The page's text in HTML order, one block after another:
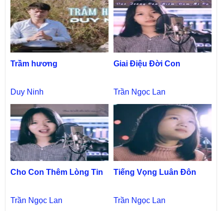
Trầm hương
Duy Ninh
Giai Điệu Đời Con
Trần Ngọc Lan
Cho Con Thêm Lòng Tin
Trần Ngọc Lan
Tiếng Vọng Luân Đôn
Trần Ngọc Lan